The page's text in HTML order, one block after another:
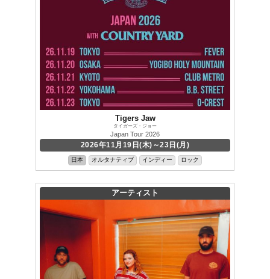
Tigers Jaw
タイガーズ・ジョー
Japan Tour 2026
2026年11月19日(木)～23日(月)
日本 オルタナティブ インディー ロック
アーティスト